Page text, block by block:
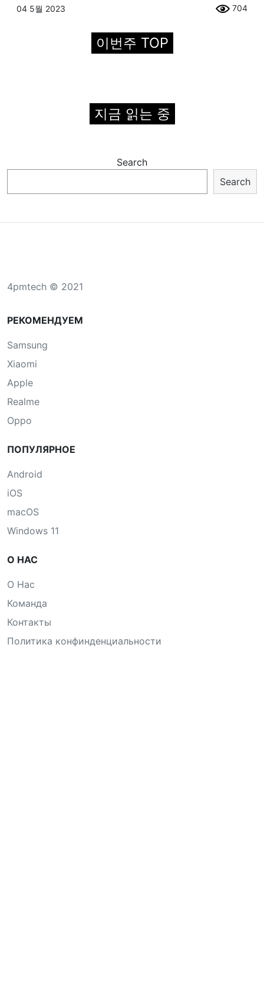
04 5월 2023 704
이번주 TOP
지금 읽는 중
Search
Search
4pmtech © 2021
РЕКОМЕНДУЕМ
Samsung
Xiaomi
Apple
Realme
Oppo
ПОПУЛЯРНОЕ
Android
iOS
macOS
Windows 11
О НАС
О Нас
Команда
Контакты
Политика конфинденциальности